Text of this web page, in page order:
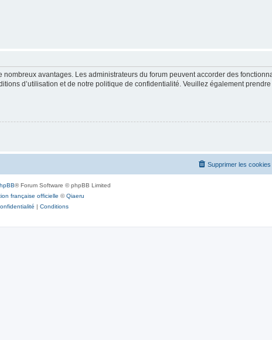
avantages. Les administrateurs du forum peuvent accorder des
d’utilisation et de notre politique de confidentialité. Veuillez également
Supprimer les cookies
® Forum Software © phpBB Limited
française officielle ©Qiaeru
| Conditions